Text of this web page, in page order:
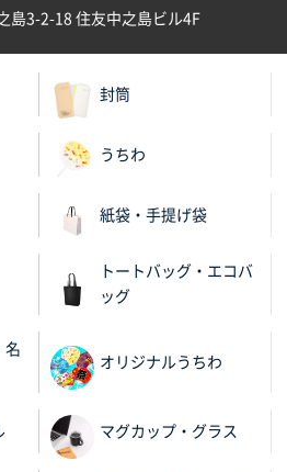
島3-2-18 住友中之島ビル4F
封筒
うちわ
紙袋・手提げ袋
トートバッグ・エコバ
ッグ
名
オリジナルうちわ
マグカップ・グラス